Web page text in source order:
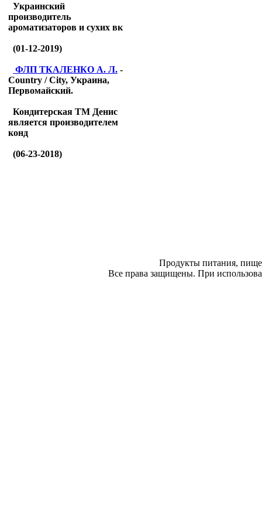
Украинский
производитель
ароматизаторов и сухих вк
(01-12-2019)
ФЛП ТКАЛЕНКО А. Л. -
Country / City, Украина,
Первомайский.
Кондитерская ТМ Денис
является производителем
конд
(06-23-2018)
Продукты питания,
Все права защищены. При